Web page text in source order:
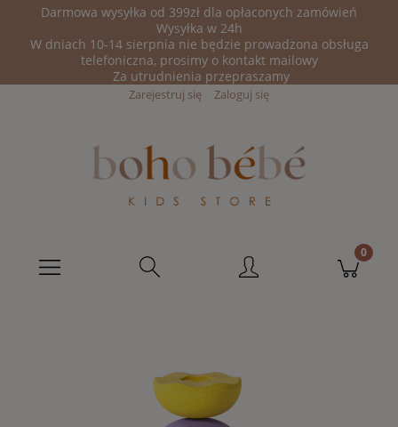
Darmowa wysyłka od 399zł dla opłaconych zamówień
Wysyłka w 24h
W dniach 10-14 sierpnia nie będzie prowadzona obsługa
telefoniczna, prosimy o kontakt mailowy
Za utrudnienia przepraszamy
Zarejestruj się Zaloguj się